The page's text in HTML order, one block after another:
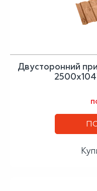
Двусторонний